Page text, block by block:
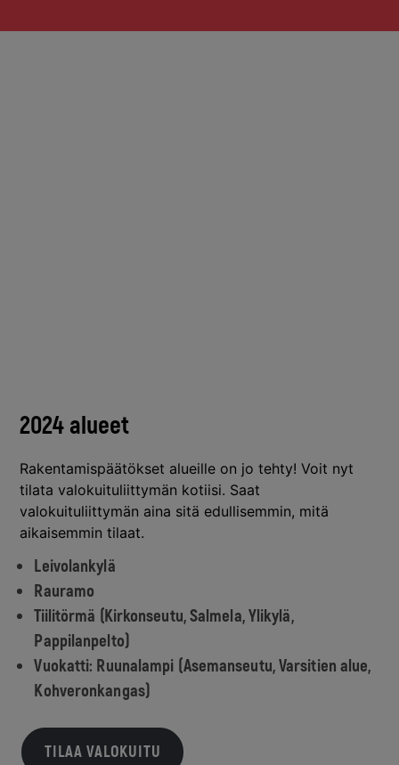
2024 alueet
Rakentamispäätökset alueille on jo tehty! Voit nyt
tilata valokuituliittymän kotiisi. Saat
valokuituliittymän aina sitä edullisemmin, mitä
aikaisemmin tilaat.
Leivolankylä
Rauramo
Tiilitörmä (Kirkonseutu, Salmela, Ylikylä,
Pappilanpelto)
Vuokatti: Ruunalampi (Asemanseutu, Varsitien alue,
Kohveronkangas)
TILAA VALOKUITU